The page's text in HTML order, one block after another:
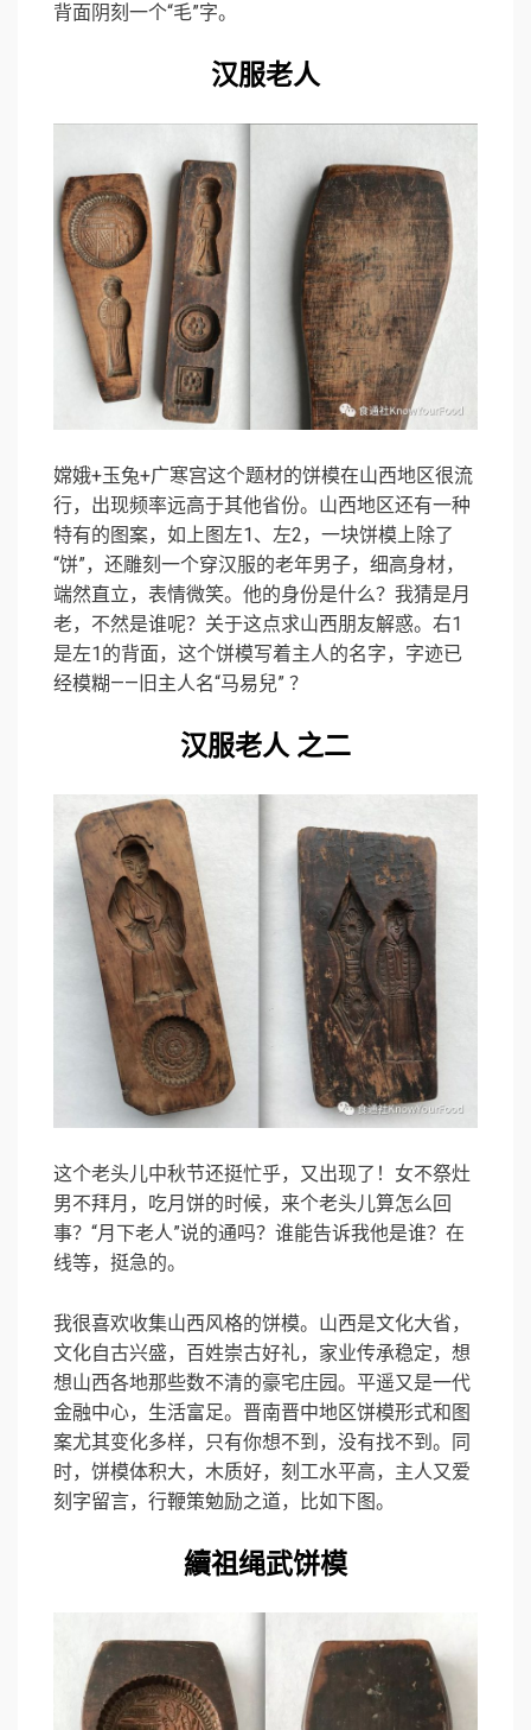
背面阴刻一个“毛”字。
汉服老人
嫦娥+玉兔+广寒宫这个题材的饼模在山西地区很流
行，出现频率远高于其他省份。山西地区还有一种
特有的图案，如上图左1、左2，一块饼模上除了
“饼”，还雕刻一个穿汉服的老年男子，细高身材，
端然直立，表情微笑。他的身份是什么？我猜是月
老，不然是谁呢？关于这点求山西朋友解惑。右1
是左1的背面，这个饼模写着主人的名字，字迹已
经模糊——旧主人名“马易兒” ？
汉服老人 之二
这个老头儿中秋节还挺忙乎，又出现了！女不祭灶
男不拜月，吃月饼的时候，来个老头儿算怎么回
事？“月下老人”说的通吗？谁能告诉我他是谁？在
线等，挺急的。
我很喜欢收集山西风格的饼模。山西是文化大省，
文化自古兴盛，百姓崇古好礼，家业传承稳定，想
想山西各地那些数不清的豪宅庄园。平遥又是一代
金融中心，生活富足。晋南晋中地区饼模形式和图
案尤其变化多样，只有你想不到，没有找不到。同
时，饼模体积大，木质好，刻工水平高，主人又爱
刻字留言，行鞭策勉励之道，比如下图。
續祖绳武饼模